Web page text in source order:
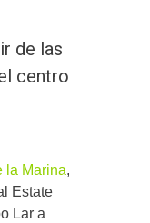
de las
centro
la Marina,
Estate
Lar a